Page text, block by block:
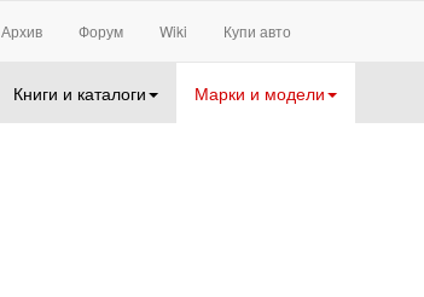
Архив Форум Wiki Купи авто
Книги и каталоги Марки и модели